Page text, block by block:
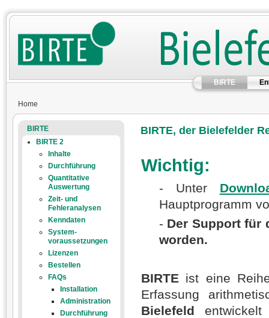
BIRTE
Home
BIRTE
BIRTE 2
Inhalte
Durchführung
Quantitative
Auswertung
Zeit- und
Fehleranalysen
Kenndaten
System-
voraussetzungen
Lizenzen
Bestellen
FAQs
Installation
Administration
Durchführung
BIRTE, der Bielefelder
Wichtig:
- Unter
Hauptprogramm
- Der Support für
worden.
BIRTE ist eine
Erfassung
Bielefeld